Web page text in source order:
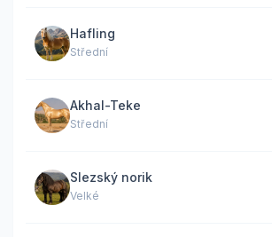
Hafling
Střední
Akhal-Teke
Střední
Slezský norik
Velké